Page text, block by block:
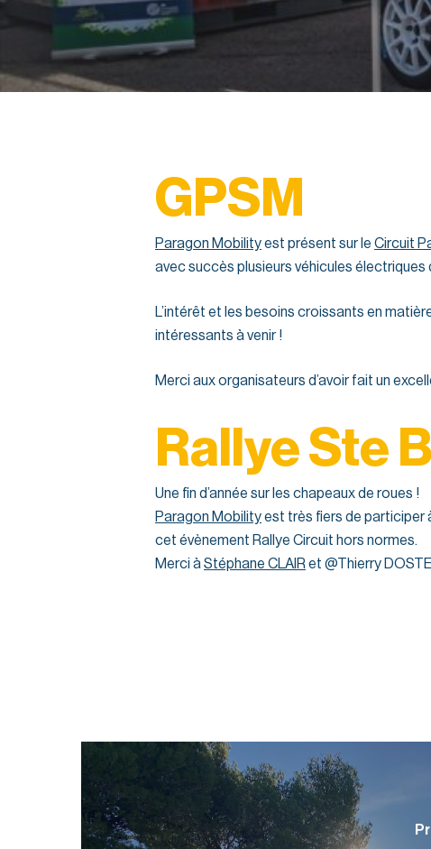
GPSM
Paragon Mobilityest présent sur le Circuit
avec succès plusieurs véhicules électriques
L’intérêt et les besoins croissants en
intéressants à venir !
Merci aux organisateurs d’avoir fait un
Rallye Ste
Une fin d’année sur les chapeaux de roues !
Paragon Mobilityest très fiers de participer
cet évènement Rallye Circuit hors normes.
Merci àStéphane CLAIRet @Thierry